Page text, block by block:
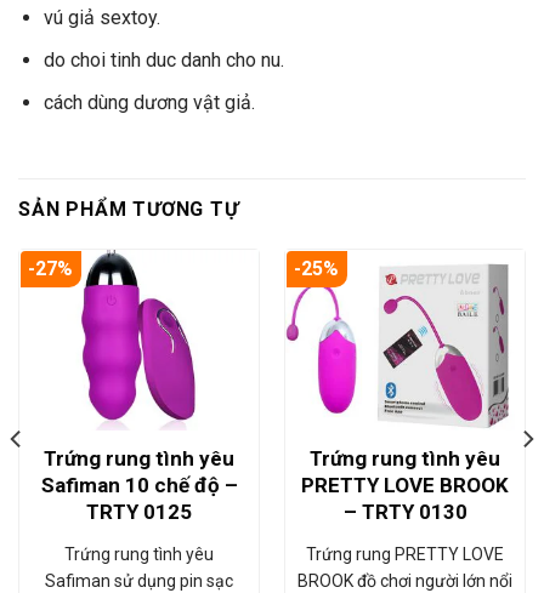
vú giả sextoy.
do choi tinh duc danh cho nu.
cách dùng dương vật giả.
SẢN PHẨM TƯƠNG TỰ
-27%
Trứng rung tình yêu
Safiman 10 chế độ –
TRTY 0125
Trứng rung tình yêu
Safiman sử dụng pin sạc
-25%
Trứng rung tình yêu
PRETTY LOVE BROOK
– TRTY 0130
Trứng rung PRETTY LOVE
BROOK đồ chơi người lớn nổi